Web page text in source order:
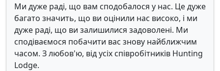
Ми дуже раді, що вам сподобалося у нас. Це дуже
багато значить, що ви оцінили нас високо, і ми
дуже раді, що ви залишилися задоволені. Ми
сподіваємося побачити вас знову найближчим
часом. З любов'ю, від усіх співробітників Hunting
Lodge.